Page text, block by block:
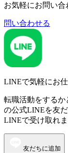
お気軽にお問い合
問い合わせる
LINEで気軽にお
転職活動をする
の公式LINEを友
LINEで受け取れま
友だちに追加